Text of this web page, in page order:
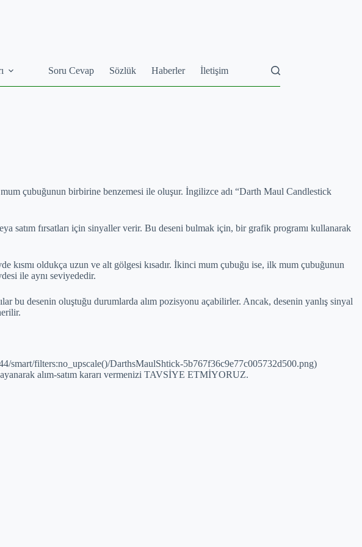
Soru Cevap Sözlük Haberler İletişim
çubuğunun birbirine benzemesi ile oluşur. İngilizce adı “Darth Maul Candlestick
satım fırsatları için sinyaller verir. Bu deseni bulmak için, bir grafik programı kullanarak
kısmı oldukça uzun ve alt gölgesi kısadır. İkinci mum çubuğu ise, ilk mum çubuğunun
ile aynı seviyededir.
bu desenin oluştuğu durumlarda alım pozisyonu açabilirler. Ancak, desenin yanlış sinyal
filters:no_upscale()/DarthsMaulShtick-5b767f36c9e77c005732d500.png)
alım-satım kararı vermenizi TAVSİYE ETMİYORUZ.